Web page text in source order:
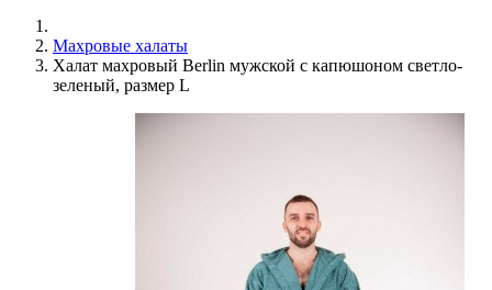
Махровые халаты
Халат махровый Berlin мужской с капюшоном светло-
зеленый, размер L